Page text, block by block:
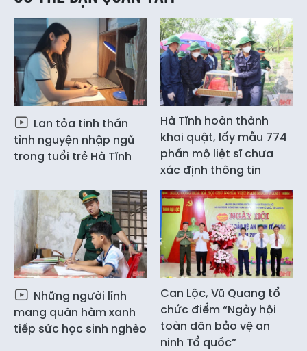
Lan tỏa tinh thần
tình nguyện nhập ngũ
trong tuổi trẻ Hà Tĩnh
Hà Tĩnh hoàn thành
khai quật, lấy mẫu 774
phần mộ liệt sĩ chưa
xác định thông tin
Những người lính
mang quân hàm xanh
tiếp sức học sinh nghèo
Can Lộc, Vũ Quang tổ
chức điểm “Ngày hội
toàn dân bảo vệ an
ninh Tổ quốc”